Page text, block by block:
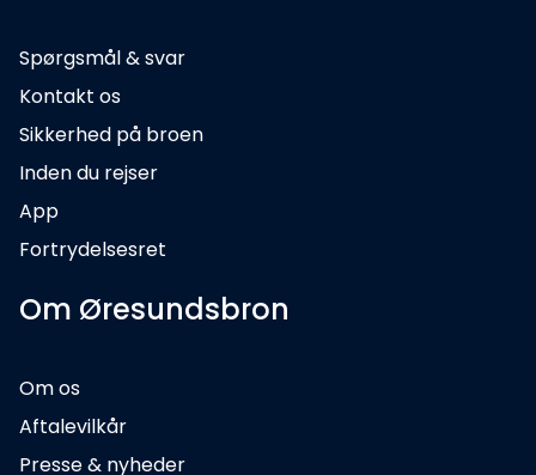
Spørgsmål & svar
Kontakt os
Sikkerhed på broen
Inden du rejser
App
Fortrydelsesret
Om Øresundsbron
Om os
Aftalevilkår
Presse & nyheder